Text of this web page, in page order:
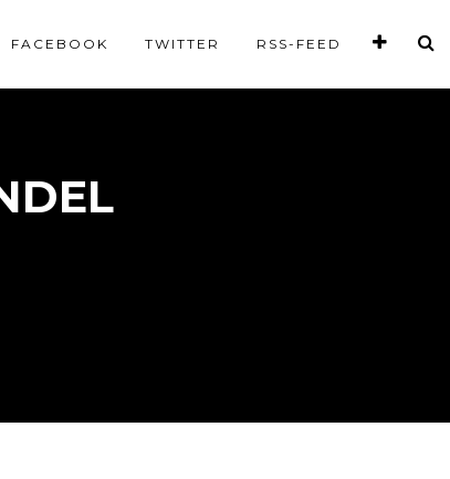
FACEBOOK TWITTER RSS-FEED